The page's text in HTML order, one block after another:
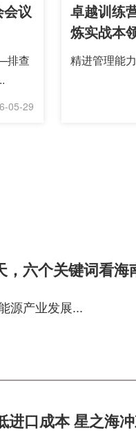
议
排查
05-29
卓越训练
炼实战本领 第五期卓越
第三次线
精进管理能
，六个关键词看海
源产业发展...
进口成本 星之海